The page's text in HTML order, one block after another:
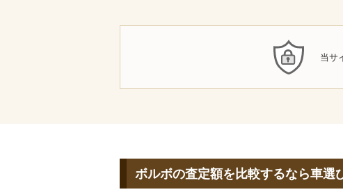
ボルボの査定額を比較するなら車選
当サ